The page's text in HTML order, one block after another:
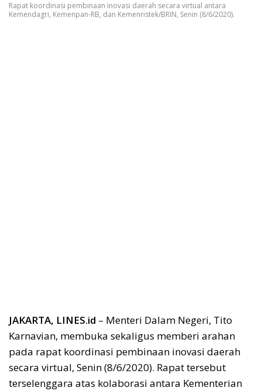
Rapat koordinasi pembinaan inovasi daerah secara virtual antara
Kemendagri, Kemenpan-RB, dan Kemenristek/BRIN, Senin (8/6/2020).
JAKARTA, LINES.id – Menteri Dalam Negeri, Tito
Karnavian, membuka sekaligus memberi arahan
pada rapat koordinasi pembinaan inovasi daerah
secara virtual, Senin (8/6/2020). Rapat tersebut
terselenggara atas kolaborasi antara Kementerian